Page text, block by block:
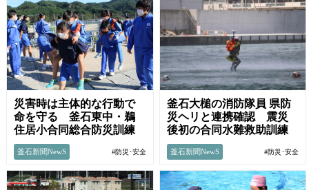
災害時は主体的な行動で
命を守る 釜石東中・鵜
住居小合同総合防災訓練
釜石新聞NewS #防災･安全
釜石大槌の消防隊員 県防
災ヘリと連携確認 震災
後初の合同水難救助訓練
釜石新聞NewS #防災･安全